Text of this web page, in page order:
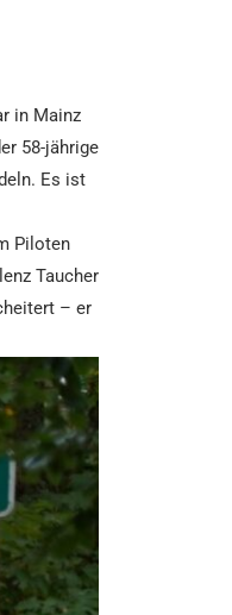
in Mainz
58-jährige
Es ist
Piloten
Taucher
– er